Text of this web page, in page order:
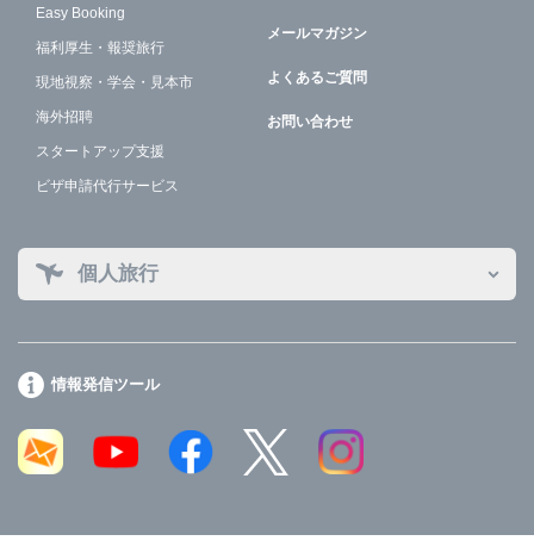
Easy Booking
福利厚生・報奨旅行
現地視察・学会・見本市
海外招聘
スタートアップ支援
ビザ申請代行サービス
メールマガジン
よくあるご質問
お問い合わせ
個人旅行
情報発信ツール